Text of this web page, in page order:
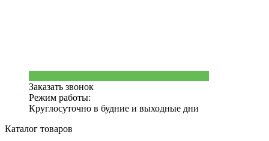
Заказать звонок
Режим работы:
Круглосуточно в будние и выходные дни
Каталог товаров